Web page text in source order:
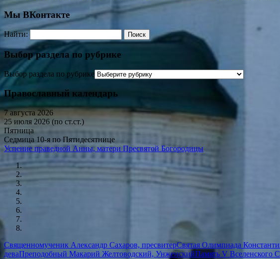
Мы ВКонтакте
Найти:
Выбор раздела по рубрике
Выбор раздела по рубрике
Православный календарь
7 августа 2026
25 июля 2026 (по ст.ст.)
Пятница
Седмица 10-я по Пятидесятнице
Успение праведной Анны, матери Пресвятой Богородицы
Священномученик Александр Сахаров, пресвитерСвятая Олимпиада
деваПреподобный Макарий Желтоводский, УнженскийПамять V Вселенского